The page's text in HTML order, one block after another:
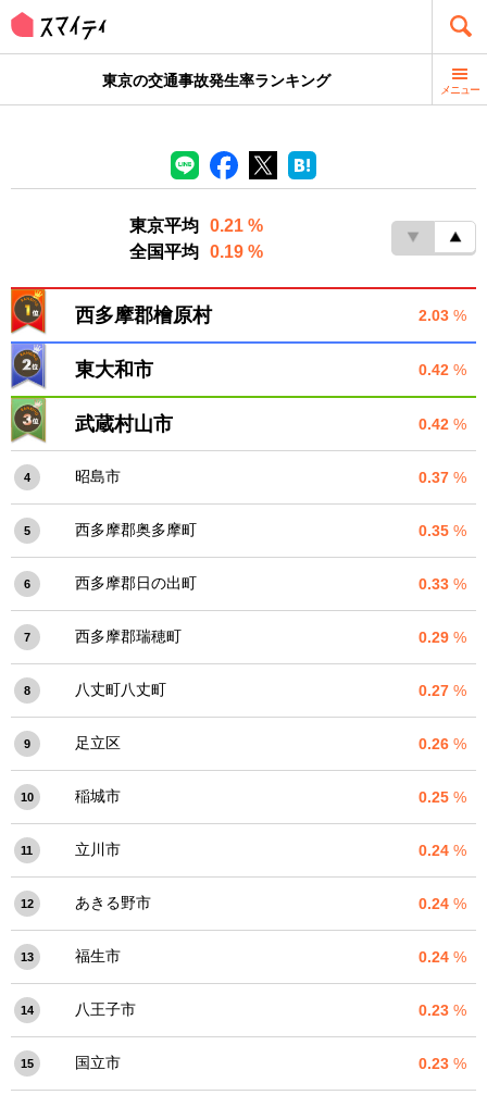
東京の交通事故発生率ランキング
メニュー
東京平均
0.21 %
全国平均
0.19 %
西多摩郡檜原村 2.03 %
東大和市 0.42 %
武蔵村山市 0.42 %
4 昭島市 0.37 %
5 西多摩郡奥多摩町 0.35 %
6 西多摩郡日の出町 0.33 %
7 西多摩郡瑞穂町 0.29 %
8 八丈町八丈町 0.27 %
9 足立区 0.26 %
10 稲城市 0.25 %
11 立川市 0.24 %
12 あきる野市 0.24 %
13 福生市 0.24 %
14 八王子市 0.23 %
15 国立市 0.23 %